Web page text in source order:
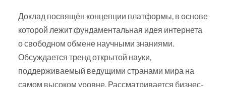
Доклад посвящён концепции платформы, в основе
которой лежит фундаментальная идея интернета
о свободном обмене научными знаниями.
Обсуждается тренд открытой науки,
поддерживаемый ведущими странами мира на
самом высоком уровне. Рассматривается бизнес-